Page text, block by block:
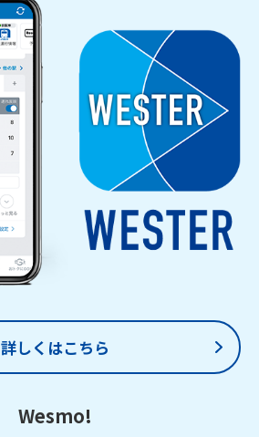
詳しくはこちら
Wesmo!